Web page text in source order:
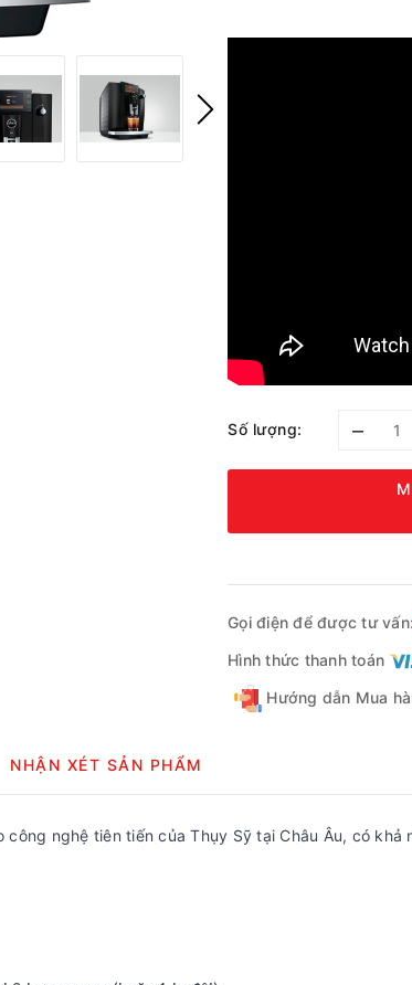
Số lượng: –
Gọi điện để được tư vấn:
Hình thức thanh toán
Hướng dẫn Mua
NHẬN XÉT SẢN PHẨM
công nghệ tiên tiến của Thụy Sỹ tại Châu Âu, có khả